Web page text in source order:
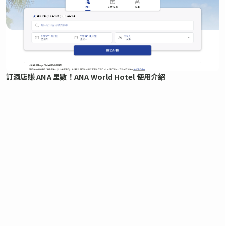
訂酒店賺 ANA 里數！ANA World Hotel 使用介紹